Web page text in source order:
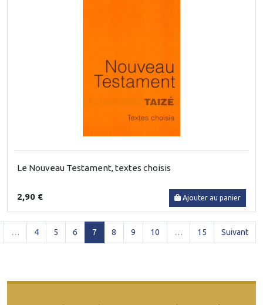
Le Nouveau Testament, textes choisis
2,90 € Ajouter au panier
… 4 5 6 7 (current)
8 9 10 … 15 Suivant